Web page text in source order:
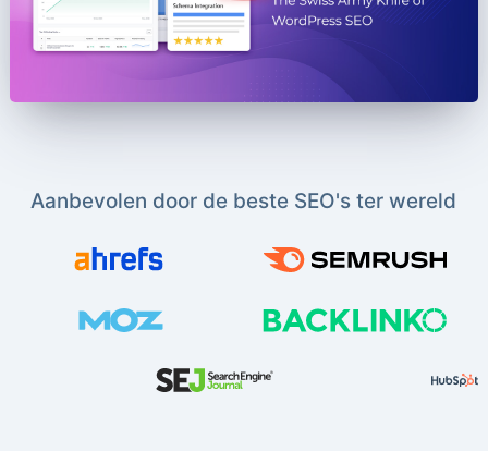
Aanbevolen door de beste SEO's ter wereld